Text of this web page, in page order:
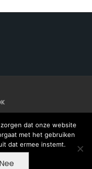
AUTEURS OVER
dat onze website
met het gebruiken
dat ermee instemt.
Nee